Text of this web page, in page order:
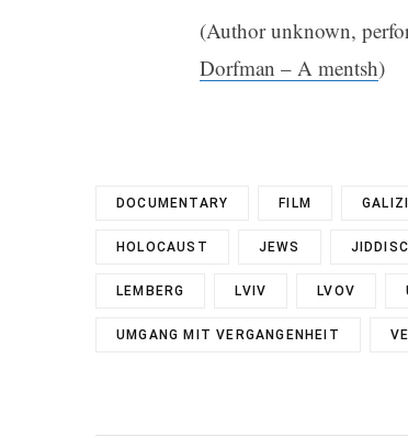
(Author unknown,
Dorfman – A mentsh)
DOCUMENTARY FILM
HOLOCAUST JEWS
LEMBERG LVIV LVOV
UMGANG MIT VERGANGENHEIT